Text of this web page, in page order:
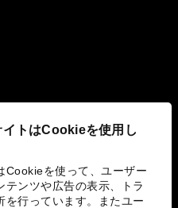
イトはCookieを使用し
Cookieを使って、ユーザー
テンツや広告の表示、トラ
を行っています。またユー